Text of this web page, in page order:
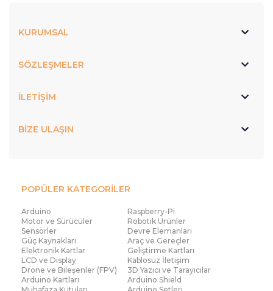
KURUMSAL
SÖZLEŞMELER
İLETİŞİM
BİZE ULAŞIN
POPÜLER KATEGORİLER
Arduino
Raspberry-Pi
Motor ve Sürücüler
Robotik Ürünler
Sensörler
Devre Elemanları
Güç Kaynakları
Araç ve Gereçler
Elektronik Kartlar
Geliştirme Kartları
LCD ve Display
Kablosuz İletişim
Drone ve Bileşenler (FPV)
3D Yazıcı ve Tarayıcılar
Arduino Kartları
Arduino Shield